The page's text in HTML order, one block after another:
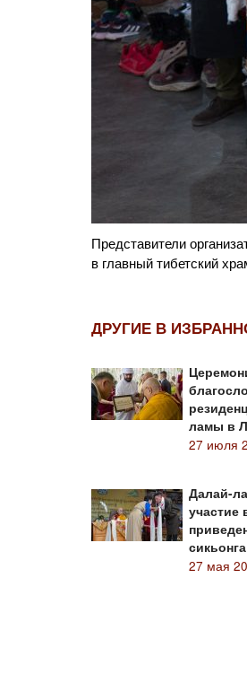
Монахи и монахини
включая ушедших из
ДРУГИЕ В
ламы в
27 июля
Далай-
участие
сикьонга
27 мая